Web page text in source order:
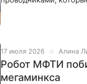
17 июля 2026 Алина
Робот МФТИ
мегаминкса